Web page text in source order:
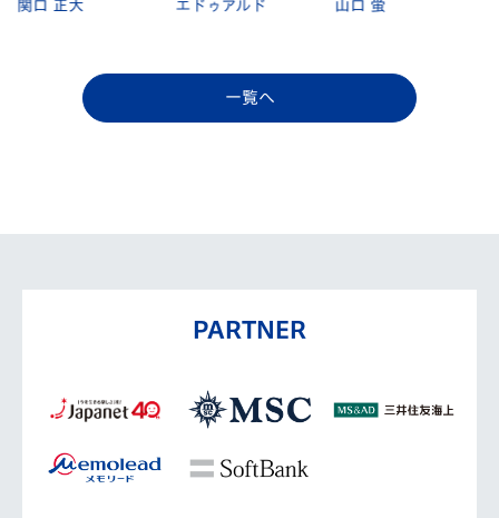
関口 正大 エドゥアルド 山口 蛍
一覧へ
PARTNER